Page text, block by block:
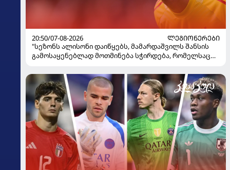
20:50/07-08-2026
ᲚᲔᲒᲘᲝᲜᲔᲠᲔᲑᲘ
"სეზონს ალისონი დაიწყებს, მამარდაშვილს შანსის
გამოსაყენებლად მოთმინება სჭირდება, რომელსაც
ყოფილმა მეკარემ